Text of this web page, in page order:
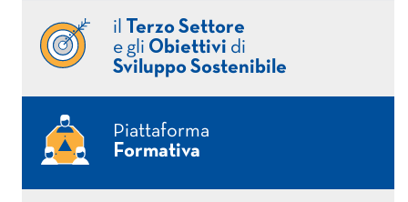
il
Terzo Settore
e gli Obiettivi di
Sviluppo Sostenibile
Piattaforma
Formativa